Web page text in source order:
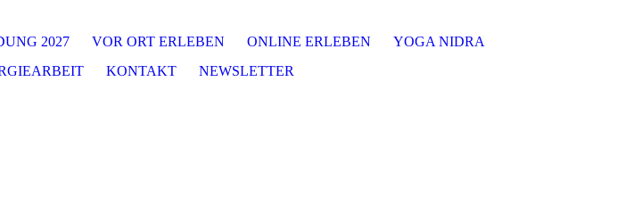
2027 VOR ORT ERLEBEN ONLINE ERLEBEN
YOGA NIDRA
KONTAKT NEWSLETTER